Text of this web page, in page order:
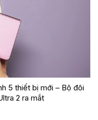
5 thiết bị mới – Bộ đôi
2 ra mắt